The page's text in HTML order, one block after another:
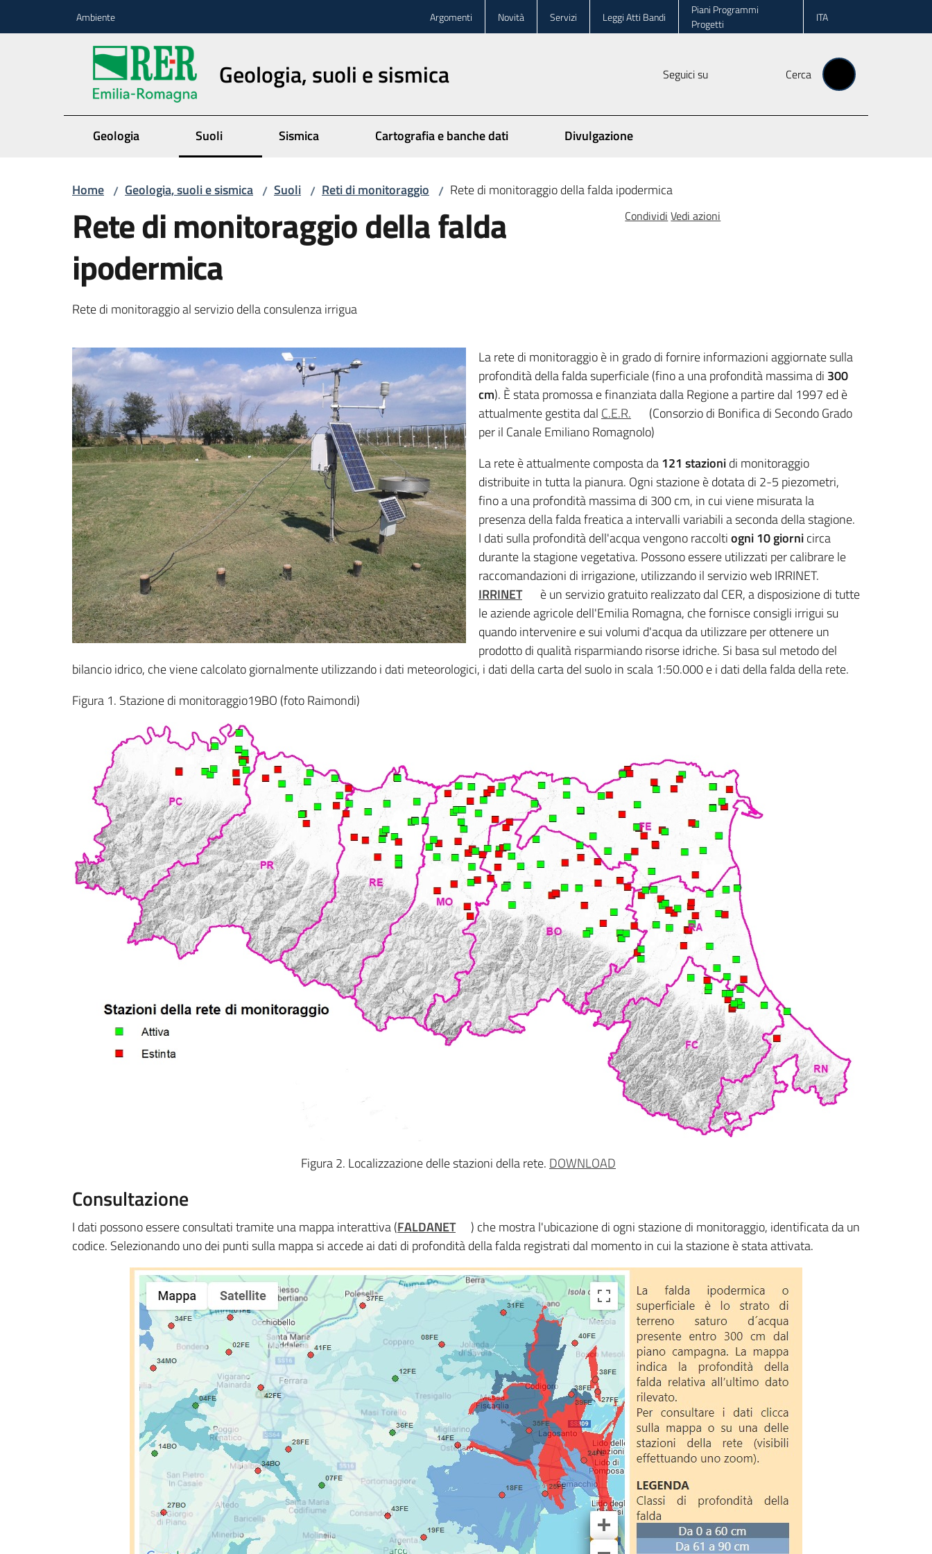
Ambiente Argomenti Novità Servizi Leggi Atti Bandi
Piani Programmi
Progetti
ITA
Geologia, suoli e sismica Seguici su Cerca
Geologia Suoli Sismica Cartografia e banche dati Divulgazione
Home / Geologia, suoli e sismica / Suoli / Reti di monitoraggio / Rete di monitoraggio della falda ipodermica
Rete di monitoraggio della falda
ipodermica
Rete di monitoraggio al servizio della consulenza irrigua
Condividi Vedi azioni
La rete di monitoraggio è in grado di fornire informazioni aggiornate sulla
profondità della falda superficiale (fino a una profondità massima di 300
cm). È stata promossa e finanziata dalla Regione a partire dal 1997 ed è
attualmente gestita dal C.E.R.
(Consorzio di Bonifica di Secondo Grado
per il Canale Emiliano Romagnolo)
La rete è attualmente composta da121 stazionidi monitoraggio
distribuite in tutta la pianura. Ogni stazione è dotata di 2-5 piezometri,
fino a una profondità massima di 300 cm, in cui viene misurata la
presenza della falda freatica a intervalli variabili a seconda della stagione.
I dati sulla profondità dell'acqua vengono raccoltiogni 10 giornicirca
durante la stagione vegetativa. Possono essere utilizzati per calibrare le
raccomandazioni di irrigazione, utilizzando il servizio web IRRINET.
IRRINET
è un servizio gratuito realizzato dal CER, a disposizione di tutte
le aziende agricole dell'Emilia Romagna, che fornisce consigli irrigui su
quando intervenire e sui volumi d'acqua da utilizzare per ottenere un
prodotto di qualità risparmiando risorse idriche. Si basa sul metodo del
bilancio idrico, che viene calcolato giornalmente utilizzando i dati meteorologici, i dati della carta del suolo in scala 1:50.000 e i dati della falda della rete.
Figura 1. Stazione di monitoraggio19BO (foto Raimondi)
Figura 2. Localizzazione delle stazioni della rete. DOWNLOAD
Consultazione
I dati possono essere consultati tramite una mappa interattiva (FALDANET
) che mostra l'ubicazione di ogni stazione di monitoraggio, identificata da un
codice. Selezionando uno dei punti sulla mappa si accede ai dati di profondità della falda registrati dal momento in cui la stazione è stata attivata.